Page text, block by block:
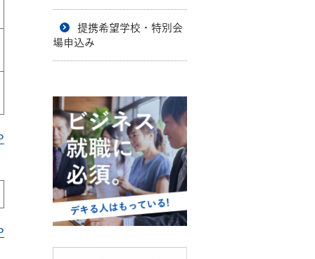
提携希望学校・特別会
場申込み